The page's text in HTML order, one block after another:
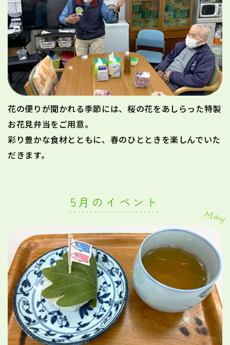
花の便りが聞かれる季節には、桜の花をあしらった特製
お花見弁当をご用意。
彩り豊かな食材とともに、春のひとときを楽しんでいた
だきます。
5月のイベント